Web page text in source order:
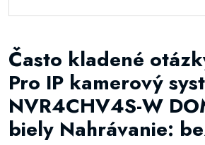
Často kladené
Pro IP kamerový
NVR4CHV4S-W
biely Nahrávanie: